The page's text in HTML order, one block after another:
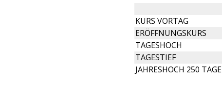
KURS VORTAG
ERÖFFNUNGSKURS
TAGESHOCH
TAGESTIEF
JAHRESHOCH 250 TAGE